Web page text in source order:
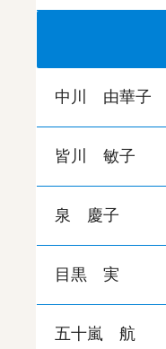
中川 由華子
皆川 敏子
泉 慶子
目黒 実
五十嵐 航